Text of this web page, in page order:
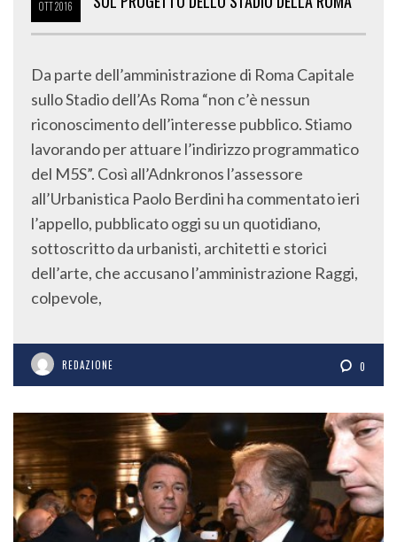
sullo Stadio dell’As Roma “non c’è nessun
riconoscimento dell’interesse pubblico. Stiamo
lavorando per attuare l’indirizzo programmatico
del M5S”. Così all’Adnkronos l’assessore
all’Urbanistica Paolo Berdini ha commentato ieri
l’appello, pubblicato oggi su un quotidiano,
sottoscritto da urbanisti, architetti e storici
dell’arte, che accusano l’amministrazione Raggi,
colpevole,